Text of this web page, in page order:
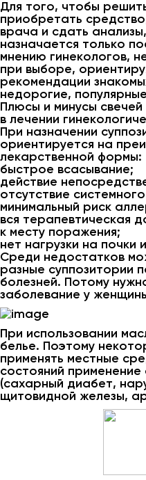
Для того, чтобы
приобретать
врача и сдать
назначается только
мнению гинекологов,
при выборе,
рекомендации
недорогие,
Плюсы и минусы
в лечении
При назначении
ориентируется на
лекарственной формы:
быстрое всасывание;
действие
отсутствие
минимальный риск
вся терапевтическая
к месту поражения;
нет нагрузки на почки
Среди недостатков
разные суппозитории
болезней. Потому
заболевание у
При использовании
белье. Поэтому
применять местные
состояний
(сахарный диабет,
щитовидной железы,